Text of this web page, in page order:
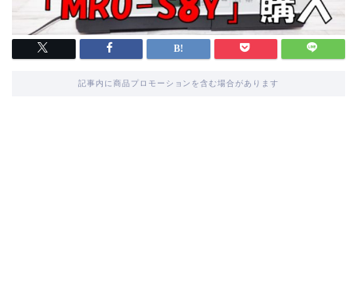
記事内に商品プロモーションを含む場合があります